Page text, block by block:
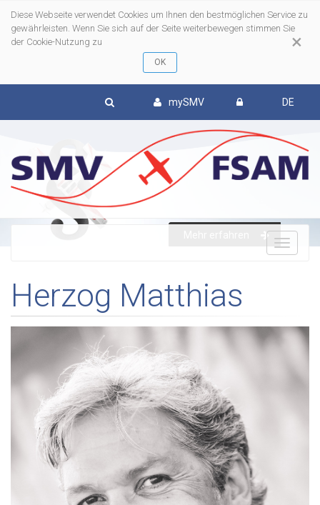
×
Diese Webseite verwendet Cookies um Ihnen den bestmöglichen Service zu
gewährleisten. Wenn Sie sich auf der Seite weiterbewegen stimmen Sie
der Cookie-Nutzung zu
mySMV DE
Herzog Matthias